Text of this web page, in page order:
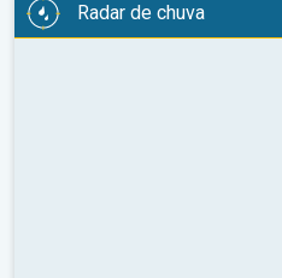
Radar de chuva